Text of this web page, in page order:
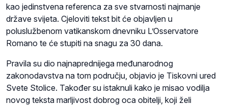
kao jedinstvena referenca za sve stvarnosti najmanje
države svijeta. Cjeloviti tekst bit će objavljen u
poluslužbenom vatikanskom dnevniku L’Osservatore
Romano te će stupiti na snagu za 30 dana.
Pravila su dio najnaprednijega međunarodnog
zakonodavstva na tom području, objavio je Tiskovni ured
Svete Stolice. Također su istaknuli kako je misao vodilja
novog teksta marljivost dobrog oca obitelji, koji želi